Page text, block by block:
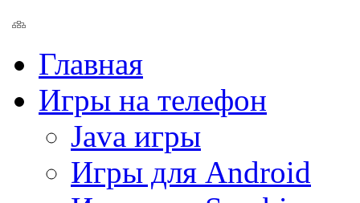
Главная
Игры на телефон
Java игры
Игры для Android